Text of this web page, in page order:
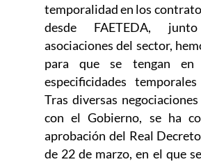
temporalidad en los
desde FAETEDA,
asociaciones del sector,
para que se tengan en
especificidades
Tras diversas
con el Gobierno, se ha
aprobación del Real
de 22 de marzo, en el que